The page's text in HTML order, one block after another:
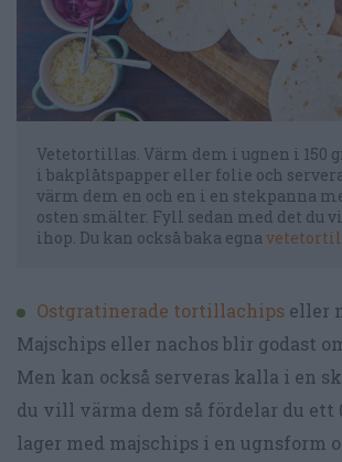
Vetetortillas. Värm dem i ugnen i 150
i bakplåtspapper eller folie och
värm dem en och en i en stekpanna
osten smälter. Fyll sedan med det du
ihop. Du kan också baka egna
Ostgratinerade tortillachips eller
Majschips eller nachos blir godast
Men kan också serveras kalla i en
du vill värma dem så fördelar du ett
lager med majschips i en ugnsform